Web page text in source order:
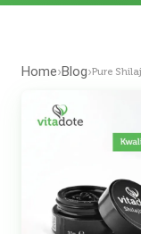
Home›Blog›Pure